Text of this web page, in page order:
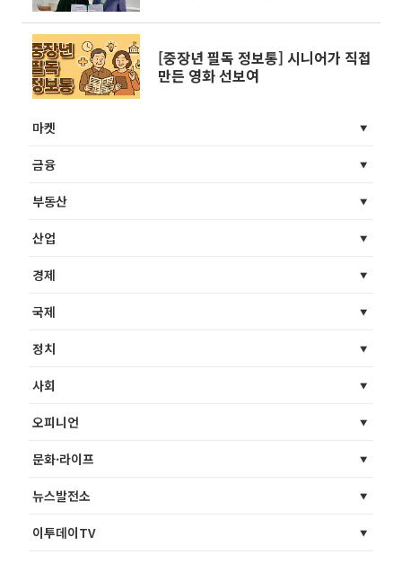
[중장년 필독 정보통] 시니어가 직접
만든 영화 선보여
마켓
금융
부동산
산업
경제
국제
정치
사회
오피니언
문화·라이프
뉴스발전소
이투데이TV